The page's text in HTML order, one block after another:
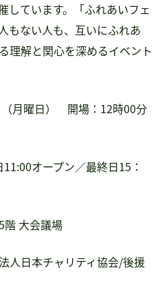
しています。「ふれあいフェ
もない人も、互いにふれあ
理解と関心を深めるイベント
月曜日） 開場：12時00分
オープン／最終日15：
大会議場
人日本チャリティ協会/後援